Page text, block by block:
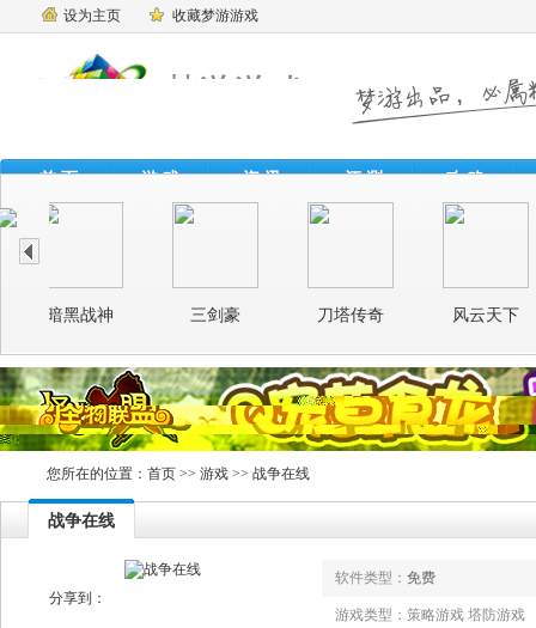
设为主页 收藏梦游游戏
首 页 游 戏 资 讯 评 测 攻 略
烈焰遮天
您所在的位置： 首页 >> 游戏 >> 战争在线
战争在线
分享到：
软件类型： 免费
游戏类型： 策略游戏 塔防游戏